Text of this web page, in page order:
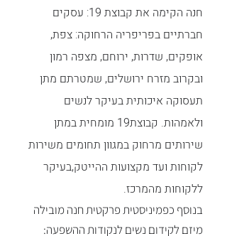
חנה הקימה את קבוצת 19: עסקים
חברתיים בפריפריה הרחוקה: צפת,
אופקים, שדרות, ירוחם, מצפה רמון
ובקרוב מזרח ירושלים, שמטרתם מתן
תעסוקה איכותית בעיקר לנשים
ולאמהות. קבוצת19 מומחית במתן
שירותים מרחוק במגוון תחומים משירות
לקוחות ועד מקצועות ההייטק,בעיקר
ללקוחות מהמרכז.
בנוסף כפמיניסטית פרקטית חנה מובילה
מיזם לקידום נשים לנקודותההשפעה: